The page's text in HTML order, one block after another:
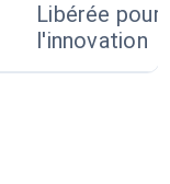
Libérée pour
l'innovation